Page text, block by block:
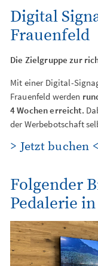
Digital
Frauenfeld
Die Zielgruppe zur
Mit einer Digital-
Frauenfeld werden
4 Wochen erreicht.
der Werbebotschaft
> Jetzt buchen <
Folgender
Pedalerie